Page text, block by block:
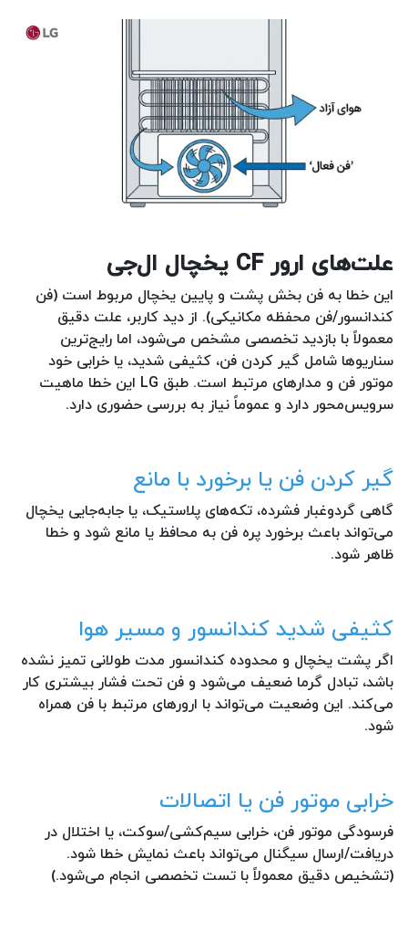
علت‌های ارور CF یخچال ال‌جی
این خطا به فن بخش پشت و پایین یخچال مربوط است (فن
کندانسور/فن محفظه مکانیکی). از دید کاربر، علت دقیق
معمولاً با بازدید تخصصی مشخص می‌شود، اما رایج‌ترین
سناریوها شامل گیر کردن فن، کثیفی شدید، یا خرابی خود
موتور فن و مدارهای مرتبط است. طبق LG این خطا ماهیت
سرویس‌محور دارد و عموماً نیاز به بررسی حضوری دارد.
گیر کردن فن یا برخورد با مانع
گاهی گردوغبار فشرده، تکه‌های پلاستیک، یا جابه‌جایی یخچال
می‌تواند باعث برخورد پره فن به محافظ یا مانع شود و خطا
ظاهر شود.
کثیفی شدید کندانسور و مسیر هوا
اگر پشت یخچال و محدوده کندانسور مدت طولانی تمیز نشده
باشد، تبادل گرما ضعیف می‌شود و فن تحت فشار بیشتری کار
می‌کند. این وضعیت می‌تواند با ارورهای مرتبط با فن همراه
شود.
خرابی موتور فن یا اتصالات
فرسودگی موتور فن، خرابی سیم‌کشی/سوکت، یا اختلال در
دریافت/ارسال سیگنال می‌تواند باعث نمایش خطا شود.
(تشخیص دقیق معمولاً با تست تخصصی انجام می‌شود.)